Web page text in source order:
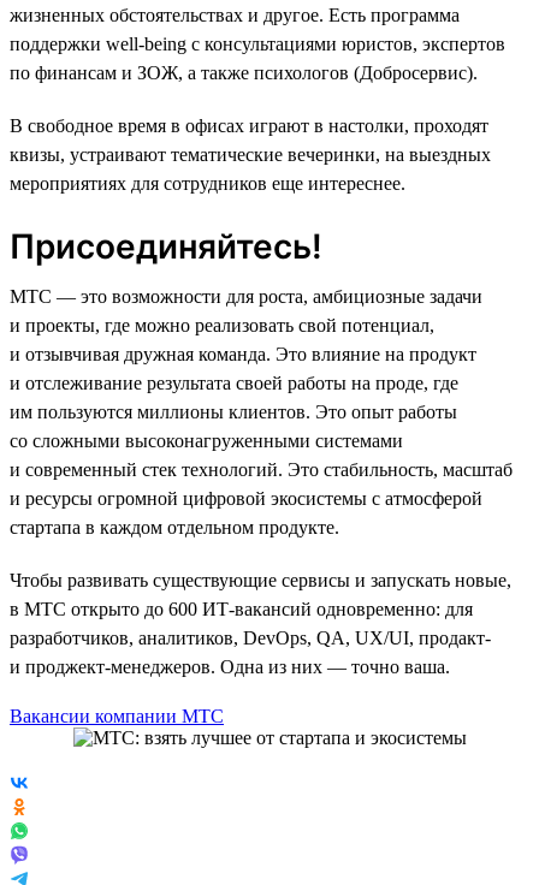
жизненных обстоятельствах и другое. Есть программа
поддержки well-being с консультациями юристов, экспертов
по финансам и ЗОЖ, а также психологов (Добросервис).
В свободное время в офисах играют в настолки, проходят
квизы, устраивают тематические вечеринки, на выездных
мероприятиях для сотрудников еще интереснее.
Присоединяйтесь!
МТС — это возможности для роста, амбициозные задачи
и проекты, где можно реализовать свой потенциал,
и отзывчивая дружная команда. Это влияние на продукт
и отслеживание результата своей работы на проде, где
им пользуются миллионы клиентов. Это опыт работы
со сложными высоконагруженными системами
и современный стек технологий. Это стабильность, масштаб
и ресурсы огромной цифровой экосистемы с атмосферой
стартапа в каждом отдельном продукте.
Чтобы развивать существующие сервисы и запускать новые,
в МТС открыто до 600 ИТ-вакансий одновременно: для
разработчиков, аналитиков, DevOps, QA, UX/UI, продакт-
и проджект-менеджеров. Одна из них — точно ваша.
Вакансии компании МТС